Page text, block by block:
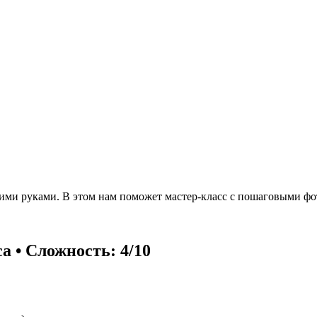
руками. В этом нам поможет мастер-класс с пошаговыми
• Сложность: 4/10